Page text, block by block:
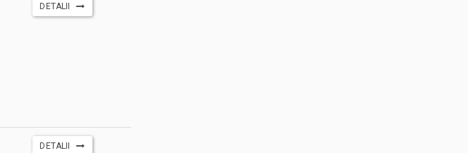
DETALII
DETALII